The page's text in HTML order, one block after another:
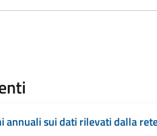
annuali sui dati rilevati dalla